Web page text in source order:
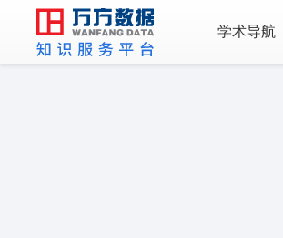
学术导航